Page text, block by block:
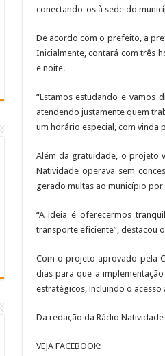
conectando-os à sede do
De acordo com o prefeito, a
Inicialmente, contará com três
e noite.
“Estamos estudando e vamos
atendendo justamente quem
um horário especial, com vinda
Além da gratuidade, o projeto
Natividade operava sem
gerado multas ao município
“A ideia é oferecermos
transporte eficiente”, destacou
Com o projeto aprovado pela
dias para que a
estratégicos, incluindo o
Da redação da Rádio Natividade
VEJA FACEBOOK: